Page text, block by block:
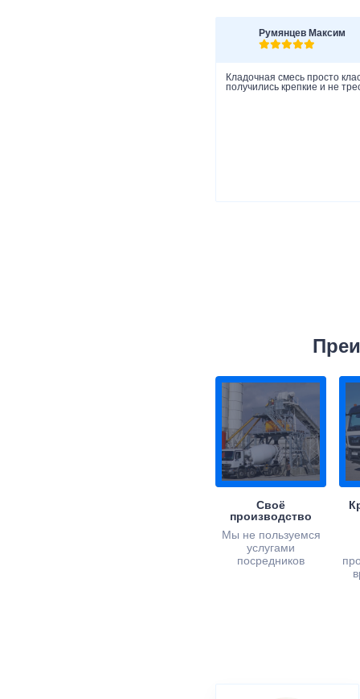
Румянцев Максим
Кладочная смесь просто
получились крепкие и не
Своё
производство
Мы не пользуемся
услугами
посредников